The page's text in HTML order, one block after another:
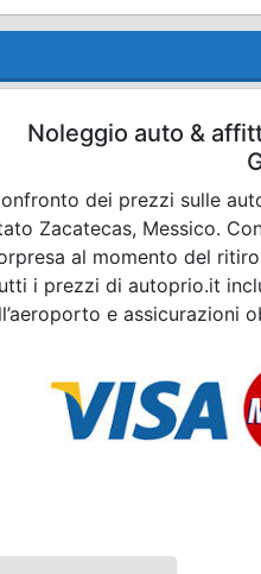
Noleggio auto &
dei prezzi sulle
Zacatecas, Messico.
al momento del
i prezzi di autoprio.it
e assicurazioni